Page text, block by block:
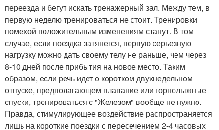
переезда и бегут искать тренажерный зал. Между тем, в
первую неделю тренироваться не стоит. Тренировки
помехой положительным изменениям станут. В том
случае, если поездка затянется, первую серьезную
нагрузку можно дать своему телу не раньше, чем через
8-10 дней после прибытия на новое место. Таким
образом, если речь идет о коротком двухнедельном
отпуске, предполагающем плавание или горнолыжные
спуски, тренироваться с "Железом" вообще не нужно.
Правда, стимулирующее воздействие распространяется
лишь на короткие поездки с пересечением 2-4 часовых